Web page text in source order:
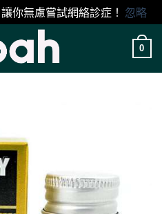
你無慮嘗試網絡診症！ 忽略
0